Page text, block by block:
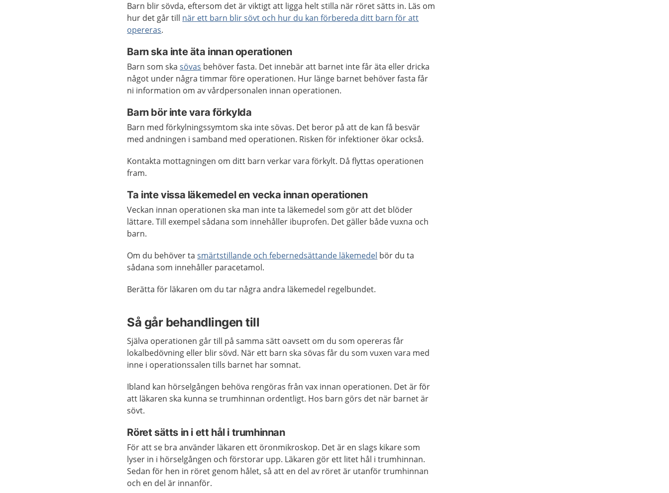
Barn blir sövda, eftersom det är viktigt att ligga helt stilla när röret sätts in. Läs om
hur det går till när ett barn blir sövt och hur du kan förbereda ditt barn för att
opereras.
Barn ska inte äta innan operationen
Barn som skasövas behöver fasta. Det innebär att barnet inte får äta eller dricka
något under några timmar före operationen. Hur länge barnet behöver fasta får
ni information om av vårdpersonalen innan operationen.
Barn bör inte vara förkylda
Barn med förkylningssymtom ska inte sövas. Det beror på att de kan få besvär
med andningen i samband med operationen. Risken för infektioner ökar också.
Kontakta mottagningen om ditt barn verkar vara förkylt. Då flyttas operationen
fram.
Ta inte vissa läkemedel en vecka innan operationen
Veckan innan operationen ska man inte ta läkemedel som gör att det blöder
lättare. Till exempel sådana som innehåller ibuprofen. Det gäller både vuxna och
barn.
Om du behöver tasmärtstillande och febernedsättande läkemedel bör du ta
sådana som innehåller paracetamol.
Berätta för läkaren om du tar några andra läkemedel regelbundet.
Så går behandlingen till
Själva operationen går till på samma sätt oavsett om du som opereras får
lokalbedövning eller blir sövd. När ett barn ska sövas får du som vuxen vara med
inne i operationssalen tills barnet har somnat.
Ibland kan hörselgången behöva rengöras från vax innan operationen. Det är för
att läkaren ska kunna se trumhinnan ordentligt. Hos barn görs det när barnet är
sövt.
Röret sätts in i ett hål i trumhinnan
För att se bra använder läkaren ett öronmikroskop. Det är en slags kikare som
lyser in i hörselgången och förstorar upp. Läkaren gör ett litet hål i trumhinnan.
Sedan för hen in röret genom hålet, så att en del av röret är utanför trumhinnan
och en del är innanför.